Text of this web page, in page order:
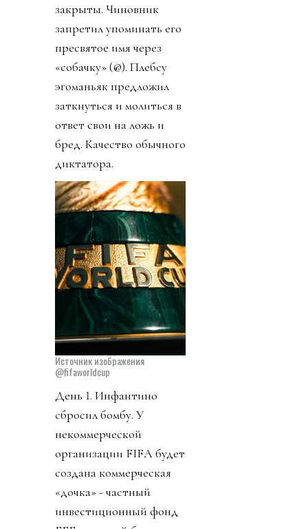
закрыты. Чиновник
запретил упоминать его
пресвятое имя через
«собачку» (@). Плебсу
эгоманьяк предложил
заткнуться и молиться в
ответ свои на ложь и
бред. Качество обычного
диктатора.
Источник изображения
@fifaworldcup
День 1. Инфантино
сбросил бомбу. У
некоммерческой
организации FIFA будет
создана коммерческая
«дочка» - частный
инвестиционный фонд